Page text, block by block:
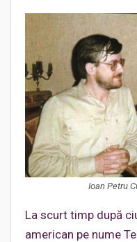
Ioan Petru
La scurt timp după
american pe nume